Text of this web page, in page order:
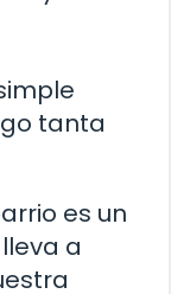
tanta
es un
a